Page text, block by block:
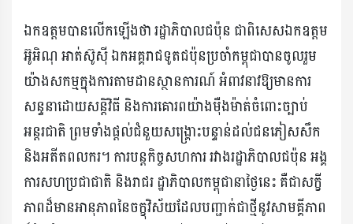
ឯកឧត្ដមបានលើកឡើងថា រដ្ឋាភិបាលជប៉ុន ជាពិសេសឯកឧត្ដម
អ៊ូអិណុ អាត់ស៊ូស៊ី ឯកអគ្គរាជទូតជប៉ុនប្រចាំកម្ពុជាបានចូលរួម
យ៉ាងសកម្មក្នុងការតាមដានស្ថានការណ៍ អំពាវនាវឱ្យមានការ
សន្ទនាដោយសន្តិវិធី និងការគោរពយ៉ាងម៉ឺងម៉ាត់ចំពោះច្បាប់
អន្តរជាតិ ព្រមទាំងផ្តល់ជំនួយសង្គ្រោះបន្ទាន់ដល់ជនភៀសសឹក
និងអតីតពលករ។ ការបន្តកិច្ចសហការ រវាងរដ្ឋាភិបាលជប៉ុន អង្គ
ការសហប្រជាជាតិ និងរាជរ ដ្ឋាភិបាលកម្ពុជានាថ្ងៃនេះ គឺជាសក្ខី
ភាពដ៏មានអានុភាពនៃចក្ខុវិស័យដែលបញ្ជាក់ជាថ្មីនូវសាមគ្គីភាព